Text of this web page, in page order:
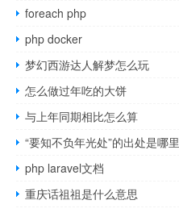
foreach php
php docker
梦幻西游达人解梦怎么玩
怎么做过年吃的大饼
与上年同期相比怎么算
“要知不负年光处”的出处是哪里
php laravel文档
重庆话祖祖是什么意思